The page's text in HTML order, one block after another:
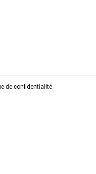
de confidentialité